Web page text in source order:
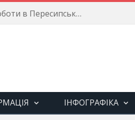
Енергетики завершили ремонтні роботи в Пересипському районі
ІНФОГРАФІКА